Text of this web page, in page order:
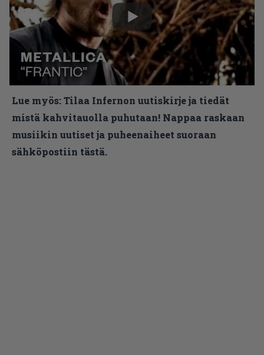
Lue myös:Tilaa Infernon uutiskirje ja tiedät
mistä kahvitauolla puhutaan! Nappaa raskaan
musiikin uutiset ja puheenaiheet suoraan
sähköpostiin tästä.